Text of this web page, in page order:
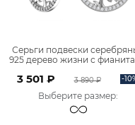
Серьги подвески
925 дерево жизни с
3 501 ₽ 3 890 ₽ -
Выберите размер: